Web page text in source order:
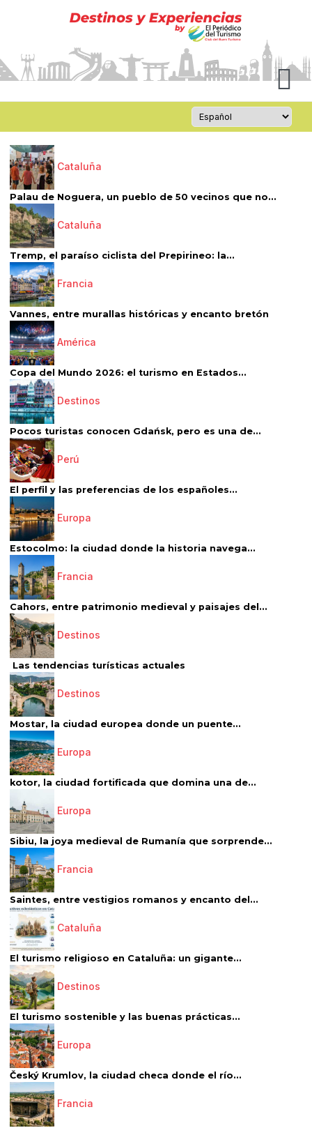
Cataluña
Palau de Noguera, un pueblo de 50 vecinos que no...
Cataluña
Tremp, el paraíso ciclista del Prepirineo: la...
Francia
Vannes, entre murallas históricas y encanto bretón
América
Copa del Mundo 2026: el turismo en Estados...
Destinos
Pocos turistas conocen Gdańsk, pero es una de...
Perú
El perfil y las preferencias de los españoles...
Europa
Estocolmo: la ciudad donde la historia navega...
Francia
Cahors, entre patrimonio medieval y paisajes del...
Destinos
Las tendencias turísticas actuales
Destinos
Mostar, la ciudad europea donde un puente...
Europa
kotor, la ciudad fortificada que domina una de...
Europa
Sibiu, la joya medieval de Rumanía que sorprende...
Francia
Saintes, entre vestigios romanos y encanto del...
Cataluña
El turismo religioso en Cataluña: un gigante...
Destinos
El turismo sostenible y las buenas prácticas...
Europa
Český Krumlov, la ciudad checa donde el río...
Francia